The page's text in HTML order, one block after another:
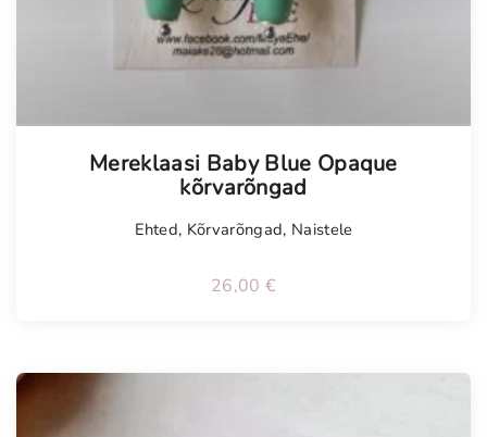
Mereklaasi Baby Blue Opaque
kõrvarõngad
Ehted, Kõrvarõngad, Naistele
26,00 €